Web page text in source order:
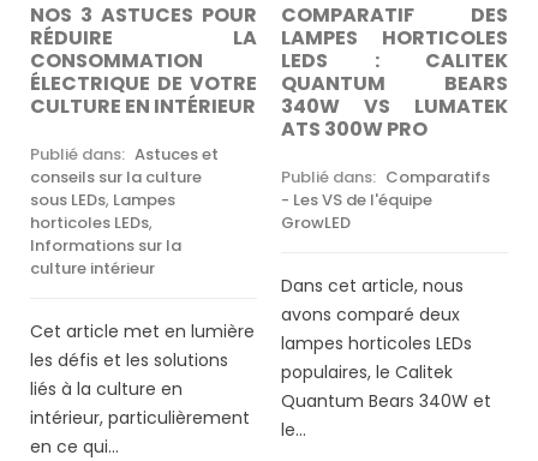
NOS 3 ASTUCES POUR
RÉDUIRE LA
CONSOMMATION
ÉLECTRIQUE DE VOTRE
CULTURE EN INTÉRIEUR
Publié dans: Astuces et
conseils sur la culture
sous LEDs, Lampes
horticoles LEDs,
Informations sur la
culture intérieur
Cet article met en lumière
les défis et les solutions
liés à la culture en
intérieur, particulièrement
en ce qui...
COMPARATIF DES
LAMPES HORTICOLES
LEDS : CALITEK
QUANTUM BEARS
340W VS LUMATEK
ATS 300W PRO
Publié dans: Comparatifs
- Les VS de l'équipe
GrowLED
Dans cet article, nous
avons comparé deux
lampes horticoles LEDs
populaires, le Calitek
Quantum Bears 340W et
le...